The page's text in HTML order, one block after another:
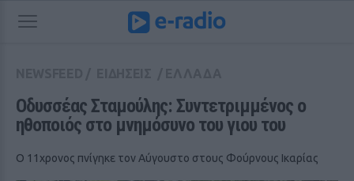
Οδυσσέας Σταμούλης: Συντετριμμένος ο
ηθοποιός στο μνημόσυνο του γιου του
Ο 11χρονος πνίγηκε τον Αύγουστο στους Φούρνους Ικαρίας